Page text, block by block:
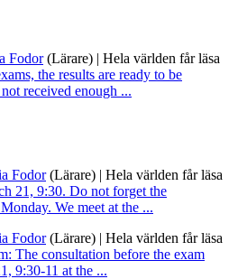
Fodor(Lärare) | Hela världen får läsa
the results are ready to be
received enough ...
Fodor(Lärare) | Hela världen får läsa
21, 9:30. Do not forget the
We meet at the ...
Fodor(Lärare) | Hela världen får läsa
The consultation before the exam
9:30-11 at the ...